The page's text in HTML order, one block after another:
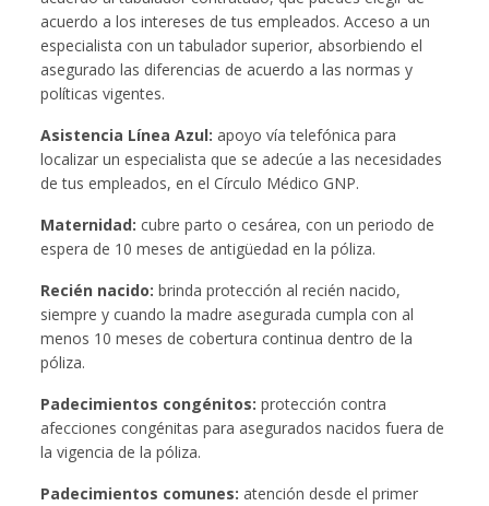
acuerdo a los intereses de tus empleados. Acceso a un
especialista con un tabulador superior, absorbiendo el
asegurado las diferencias de acuerdo a las normas y
políticas vigentes.
Asistencia Línea Azul: apoyo vía telefónica para
localizar un especialista que se adecúe a las necesidades
de tus empleados, en el Círculo Médico GNP.
Maternidad: cubre parto o cesárea, con un periodo de
espera de 10 meses de antigüedad en la póliza.
Recién nacido: brinda protección al recién nacido,
siempre y cuando la madre asegurada cumpla con al
menos 10 meses de cobertura continua dentro de la
póliza.
Padecimientos congénitos: protección contra
afecciones congénitas para asegurados nacidos fuera de
la vigencia de la póliza.
Padecimientos comunes: atención desde el primer